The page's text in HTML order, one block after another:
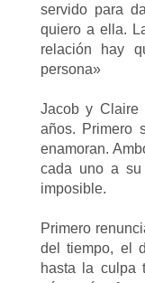
servido para
quiero a ella.
relación hay
persona»
Jacob y Claire
años. Primero
enamoran.
cada uno a
imposible.
Primero
del tiempo, el
hasta la culpa